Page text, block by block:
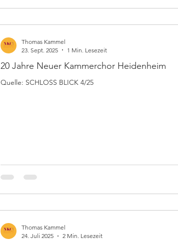
20 Jahre Neuer Kammerchor Heidenheim
Quelle: SCHLOSS BLICK 4/25
Thomas Kammel
23. Sept. 2025
1 Min. Lesezeit
Thomas Kammel
24. Juli 2025
2 Min. Lesezeit